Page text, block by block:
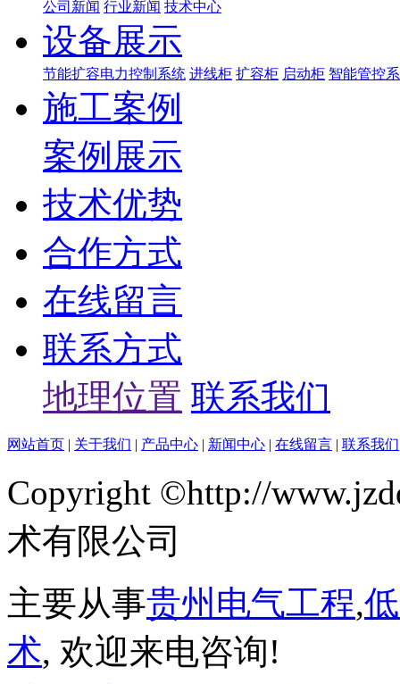
公司新闻 行业新闻 技术中心
设备展示
节能扩容电力控制系统 进线柜 扩容柜 启动柜 智能管控
施工案例
案例展示
技术优势
合作方式
在线留言
联系方式
地理位置 联系我们
网站首页 | 关于我们 | 产品中心 | 新闻中心 | 在线留言 | 联系我们
Copyright ©http://
术有限公司
主要从事贵州电气工程,
术, 欢迎来电咨询!